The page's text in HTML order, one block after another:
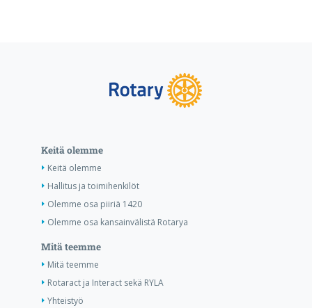
Keitä olemme
Keitä olemme
Hallitus ja toimihenkilöt
Olemme osa piiriä 1420
Olemme osa kansainvälistä Rotarya
Mitä teemme
Mitä teemme
Rotaract ja Interact sekä RYLA
Yhteistyö